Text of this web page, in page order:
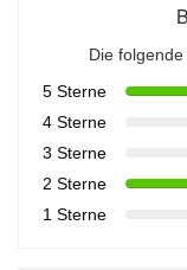
Die
5 Sterne
4 Sterne
3 Sterne
2 Sterne
1 Sterne